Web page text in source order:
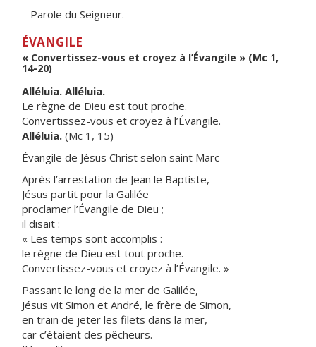
– Parole du Seigneur.
ÉVANGILE
« Convertissez-vous et croyez à l’Évangile » (Mc 1,
14-20)
Alléluia. Alléluia.
Le règne de Dieu est tout proche.
Convertissez-vous et croyez à l’Évangile.
Alléluia. (Mc 1, 15)
Évangile de Jésus Christ selon saint Marc
Après l’arrestation de Jean le Baptiste,
Jésus partit pour la Galilée
proclamer l’Évangile de Dieu ;
il disait :
« Les temps sont accomplis :
le règne de Dieu est tout proche.
Convertissez-vous et croyez à l’Évangile. »
Passant le long de la mer de Galilée,
Jésus vit Simon et André, le frère de Simon,
en train de jeter les filets dans la mer,
car c’étaient des pêcheurs.